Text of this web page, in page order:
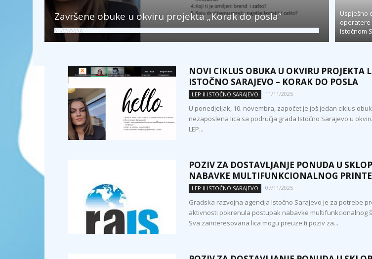
Završene obuke u okviru projekta „Korak do posla“
24/03/2026
Uspješno
operatere
Istočnom
NOVI CIKLUS OBUKA U OKVIRU PROJEKTA
ISTOČNO SARAJEVO – KORAK DO POSLA
LEP II ISTOČNO SARAJEVO 11/11/2025
U ponedjeljak, 10. novembra, započet je još jedan ciklus
nezaposlena lica sa područja grada Istočno Sarajevo u
LEP...
POZIV ZA DOSTAVLJANJE PONUDA U
NABAVKE MULTIFUNKCIONALNOG
LEP II ISTOČNO SARAJEVO 07/11/2025
Gradska razvojna agencija Istočno Sarajevo je za potrebe
aktivnosti pokrenula postupak nabavke multifunkcionalnog
Sva zainteresovana lica mogu preuze.ti poziv za...